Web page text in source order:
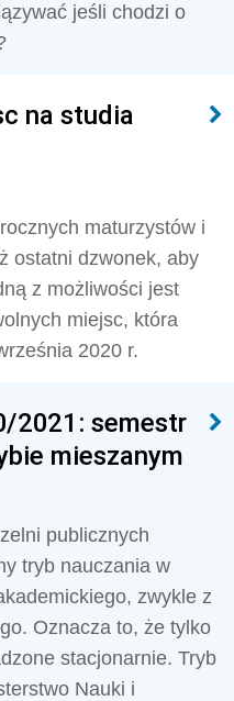
jeśli chodzi o
na studia
maturzystów i
ostatni dzwonek, aby
z możliwości jest
miejsc, która
2020 r.
2021: semestr
mieszanym
publicznych
tryb nauczania w
zwykle z
Oznacza to, że tylko
stacjonarnie. Tryb
Nauki i